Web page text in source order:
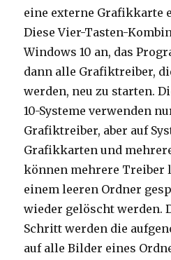
eine externe Grafikkarte
Diese Vier-Tasten-
Windows 10 an, das
dann alle Grafiktreiber,
werden, neu zu starten.
10-Systeme verwenden
Grafiktreiber, aber auf
Grafikkarten und
können mehrere Treiber
einem leeren Ordner
wieder gelöscht werden.
Schritt werden die
auf alle Bilder eines